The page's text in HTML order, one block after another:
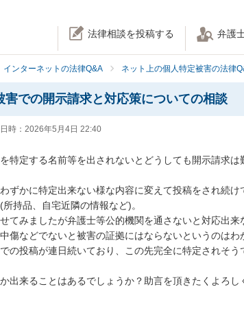
法律相談を投稿する 弁護
インターネットの法律Q&A ネット上の個人特定被害の法律
害での開示請求と対応策についての相談
時： 2026年5月4日 22:40
特定する名前等を出されないとどうしても開示請求は
ずかに特定出来ない様な内容に変えて投稿をされ続け
持品、自宅近隣の情報など)。
てみましたが弁護士等公的機関を通さないと対応出来
傷などでないと被害の証拠にはならないというのはわ
の投稿が連日続いており、この先完全に特定されそう
出来ることはあるでしょうか？助言を頂きたくよろし